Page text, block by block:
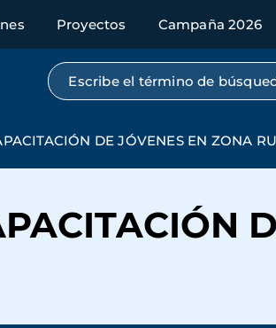
Proyectos Campaña 2026
Búsqueda por texto
DE JÓVENES EN ZONA